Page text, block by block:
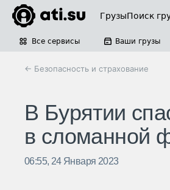
ГрузыПоиск
Все сервисы Ваши грузы
← Безопасность и страхование
B Бypятии
в cлoмaннoй
06:55, 24 Января 2023